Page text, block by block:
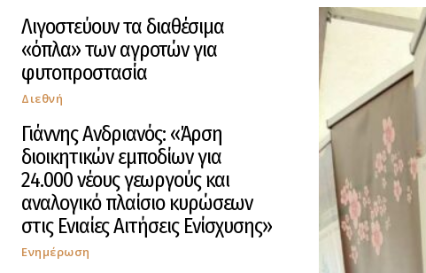
Λιγοστεύουν τα διαθέσιμα
«όπλα» των αγροτών για
φυτοπροστασία
Διεθνή
Γιάννης Ανδριανός: «Άρση
διοικητικών εμποδίων για
24.000 νέους γεωργούς και
αναλογικό πλαίσιο κυρώσεων
στις Ενιαίες Αιτήσεις Ενίσχυσης»
Ενημέρωση